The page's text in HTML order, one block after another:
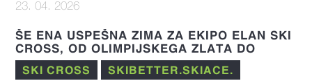
23. 04. 2026
ŠE ENA USPEŠNA ZIMA ZA EKIPO ELAN SKI
CROSS, OD OLIMPIJSKEGA ZLATA DO
IZJEMNIH REZULTATOV V FIS SEZONI 25/26
SKI CROSS SKIBETTER.SKIACE.